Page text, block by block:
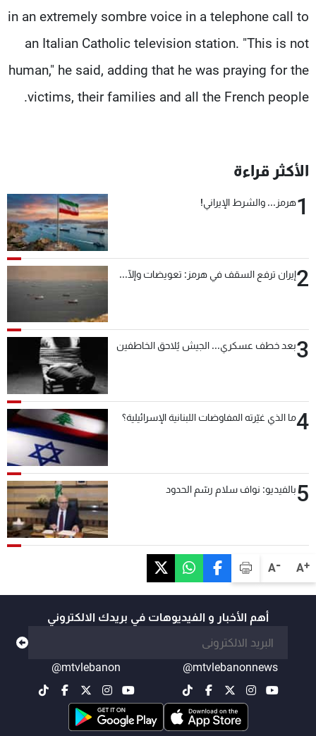
A+
A-
in an extremely sombre voice in a telephone call to
an Italian Catholic television station. "This is not
human," he said, adding that he was praying for the
victims, their families and all the French people.
الأكثر قراءة
1هرمز... والشرط الإيراني!
2إيران ترفع السقف في هرمز: تعويضات وإلّا...
3بعد خطف عسكري... الجيش يُلاحق الخاطفين
4ما الذي غيّرته المفاوضات اللبنانية الإسرائيلية؟
5بالفيديو: نواف سلام رسّم الحدود
أهم الأخبار و الفيديوهات في بريدك الالكتروني
@mtvlebanonnews
@mtvlebanon